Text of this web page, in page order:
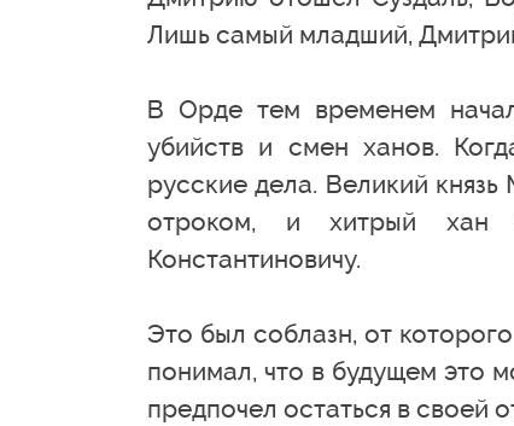
Лишь самый младший,
В Орде тем временем
убийств и смен ханов.
русские дела. Великий
отроком, и хитрый хан
Константиновичу.
Это был соблазн, от
понимал, что в будущем это
предпочел остаться в своей